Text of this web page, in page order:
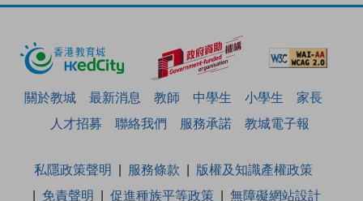
關於教城 最新消息 教師 中學生 小學生
家長
人才招募
聯絡我們 服務承諾 教城電子報
私隱政策聲明 服務條款
版權及知識產權政策
免責聲明
促進種族平等政策 無障礙網站設計